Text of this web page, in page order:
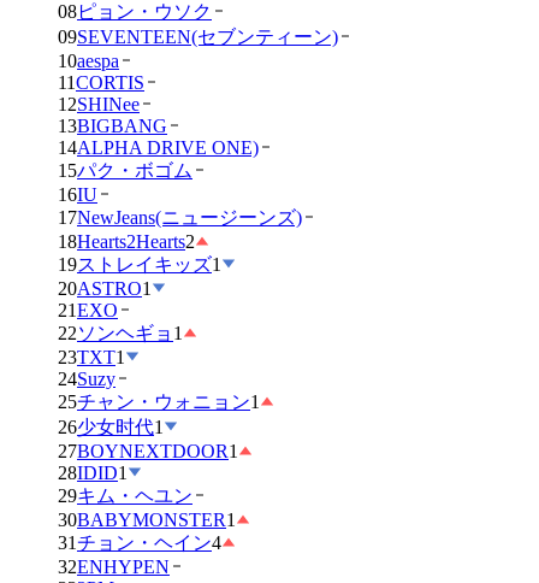
08ピョン・ウソク
09SEVENTEEN(セブンティーン)
10aespa
11CORTIS
12SHINee
13BIGBANG
14ALPHA DRIVE ONE)
15パク・ボゴム
16IU
17NewJeans(ニュージーンズ)
18Hearts2Hearts2
19ストレイキッズ1
20ASTRO1
21EXO
22ソンヘギョ 1
23TXT1
24Suzy
25チャン・ウォニョン1
26少女时代1
27BOYNEXTDOOR1
28IDID1
29キム・ヘユン
30BABYMONSTER1
31チョン・ヘイン4
32ENHYPEN